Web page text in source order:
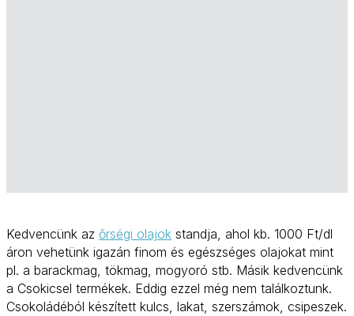
Kedvencünk az őrségi olajok standja, ahol kb. 1000 Ft/dl
áron vehetünk igazán finom és egészséges olajokat mint
pl. a barackmag, tökmag, mogyoró stb. Másik kedvencünk
a Csokicsel termékek. Eddig ezzel még nem találkoztunk.
Csokoládéból készített kulcs, lakat, szerszámok, csipeszek.